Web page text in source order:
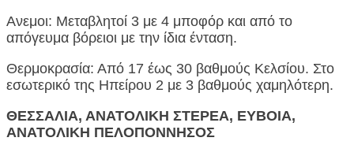
Ανεμοι: Μεταβλητοί 3 με 4 μποφόρ και από το
απόγευμα βόρειοι με την ίδια ένταση.
Θερμοκρασία: Από 17 έως 30 βαθμούς Κελσίου. Στο
εσωτερικό της Ηπείρου 2 με 3 βαθμούς χαμηλότερη.
ΘΕΣΣΑΛΙΑ, ΑΝΑΤΟΛΙΚΗ ΣΤΕΡΕΑ, ΕΥΒΟΙΑ,
ΑΝΑΤΟΛΙΚΗ ΠΕΛΟΠΟΝΝΗΣΟΣ